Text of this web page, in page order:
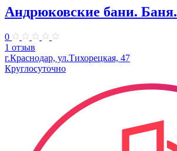
Андрюковские бани. Баня.
0
1 отзыв
г.Краснодар, ул.Тихорецкая, 47
Круглосуточно